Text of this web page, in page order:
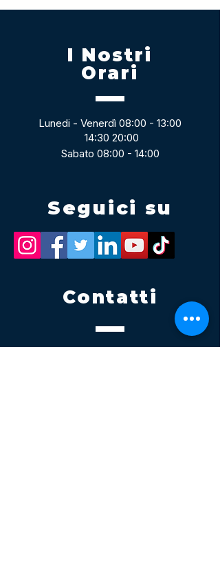
I Nostri
Orari
Lunedi - Venerdì 08:00 - 13:00
14:30 20:00
Sabato 08:00 - 14:00
Seguici su
Contatti